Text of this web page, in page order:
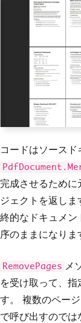
コードはソースド
完成させるために
ジェクトを返し
終的なドキュメン
序のままになりま
RemovePages メ
を受け取って、指
す。 複数のペー
で呼び出すのでは